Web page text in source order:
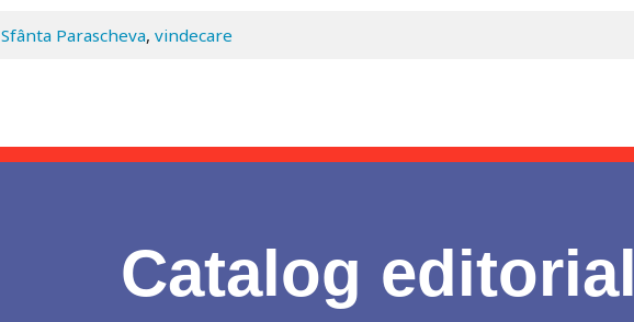
Sfânta Parascheva, vindecare
Catalog editorial